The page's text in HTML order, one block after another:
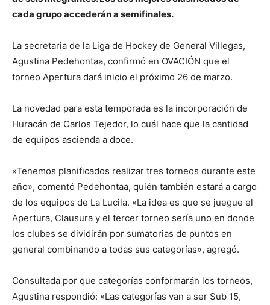
cada grupo accederán a semifinales.
La secretaria de la Liga de Hockey de General Villegas,
Agustina Pedehontaa, confirmó en OVACIÓN que el
torneo Apertura dará inicio el próximo 26 de marzo.
La novedad para esta temporada es la incorporación de
Huracán de Carlos Tejedor, lo cuál hace que la cantidad
de equipos ascienda a doce.
«Tenemos planificados realizar tres torneos durante este
año», comentó Pedehontaa, quién también estará a cargo
de los equipos de La Lucila. «La idea es que se juegue el
Apertura, Clausura y el tercer torneo sería uno en donde
los clubes se dividirán por sumatorias de puntos en
general combinando a todas sus categorías», agregó.
Consultada por que categorías conformarán los torneos,
Agustina respondió: «Las categorías van a ser Sub 15,